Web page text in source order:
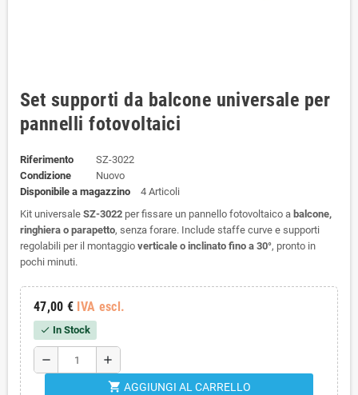
Set supporti da balcone universale per
pannelli fotovoltaici
Riferimento
SZ-3022
Condizione
Nuovo
Disponibile a magazzino
4 Articoli
Kit universale SZ-3022 per fissare un pannello fotovoltaico a balcone,
ringhiera o parapetto, senza forare. Include staffe curve e supporti
regolabili per il montaggio verticale o inclinato fino a 30°, pronto in
pochi minuti.
47,00 € IVA escl.
check In Stock
remove add
shopping_cart AGGIUNGI AL CARRELLO